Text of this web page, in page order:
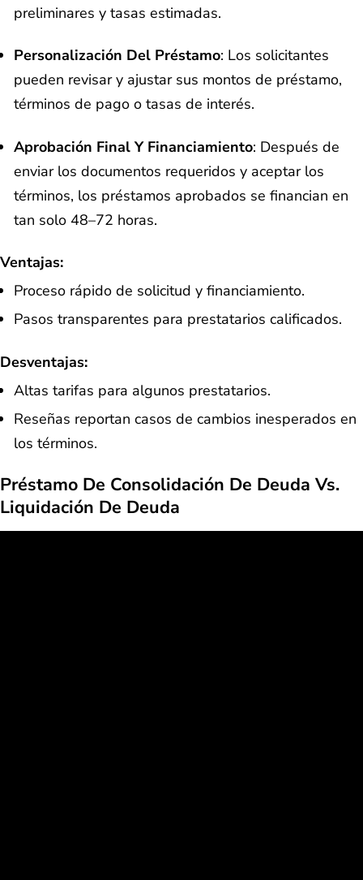
preliminares y tasas estimadas.
Personalización Del Préstamo: Los solicitantes
pueden revisar y ajustar sus montos de préstamo,
términos de pago o tasas de interés.
Aprobación Final Y Financiamiento: Después de
enviar los documentos requeridos y aceptar los
términos, los préstamos aprobados se financian en
tan solo 48–72 horas.
Ventajas:
Proceso rápido de solicitud y financiamiento.
Pasos transparentes para prestatarios calificados.
Desventajas:
Altas tarifas para algunos prestatarios.
Reseñas reportan casos de cambios inesperados en
los términos.
Préstamo De Consolidación De Deuda Vs.
Liquidación De Deuda